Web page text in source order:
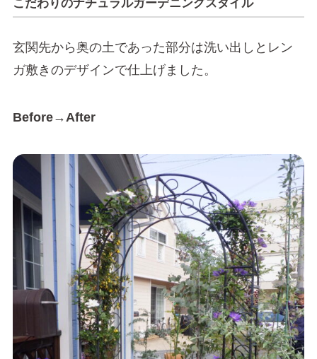
こだわりのナチュラルガーデニングスタイル
玄関先から奥の土であった部分は洗い出しとレン
ガ敷きのデザインで仕上げました。
Before→After